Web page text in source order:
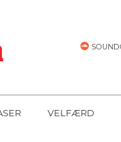
VELFÆRD